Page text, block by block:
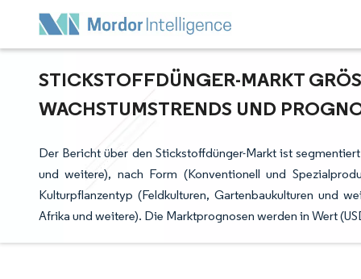
STICKSTOFFDÜNGER-MARKT
ACHSTUMSTRENDS UND
Der Bericht über den Stickstoffdünger-Markt ist
und weitere), nach Form (Konventionell und
Kulturpflanzentyp (Feldkulturen, Gartenbaukulturen und
Afrika und weitere). Die Marktprognosen werden in Wert